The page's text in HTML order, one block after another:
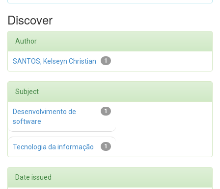
Discover
Author
1
SANTOS, Kelseyn Christian
Subject
1
Desenvolvimento de
software
1
Tecnologia da informação
Date issued